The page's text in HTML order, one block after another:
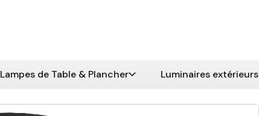
Lampes de Table & Plancher Luminaires extérieurs